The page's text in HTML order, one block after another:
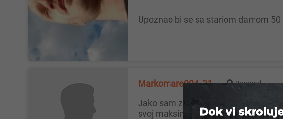
upoznao bi se sa stariom damom
Markomare994, 31 Beograd
Jako sam zainteresovan za upoznavanje i druzenje, spreman na sve u potpunoj diskreciji i tajnosti, da ti se posvetim i dam
svoj maksimum...